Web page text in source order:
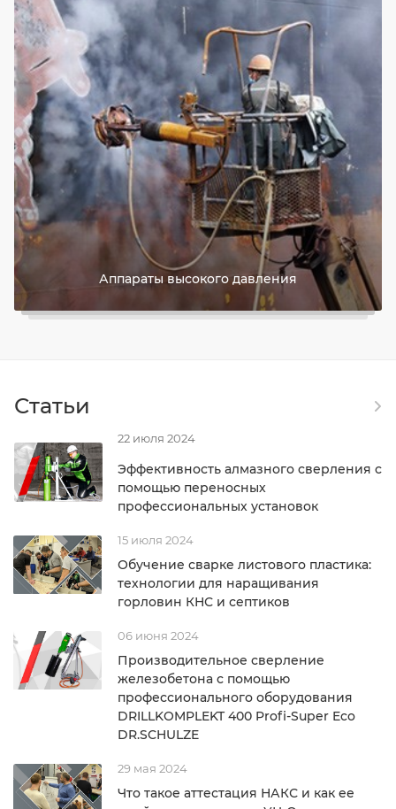
Аппараты высокого давления
Статьи
22 июля 2024
Эффективность алмазного сверления с
помощью переносных
профессиональных установок
15 июля 2024
Обучение сварке листового пластика:
технологии для наращивания
горловин КНС и септиков
06 июня 2024
Производительное сверление
железобетона с помощью
профессионального оборудования
DRILLKOMPLEKT 400 Profi-Super Eco
DR.SCHULZE
29 мая 2024
Что такое аттестация НАКС и как ее